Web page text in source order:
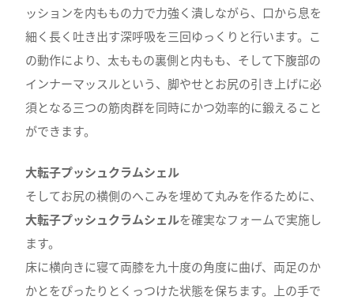
ッションを内ももの力で力強く潰しながら、口から息を
細く長く吐き出す深呼吸を三回ゆっくりと行います。こ
の動作により、太ももの裏側と内もも、そして下腹部の
インナーマッスルという、脚やせとお尻の引き上げに必
須となる三つの筋肉群を同時にかつ効率的に鍛えること
ができます。
大転子プッシュクラムシェル
そしてお尻の横側のへこみを埋めて丸みを作るために、
大転子プッシュクラムシェルを確実なフォームで実施し
ます。
床に横向きに寝て両膝を九十度の角度に曲げ、両足のか
かとをぴったりとくっつけた状態を保ちます。上の手で